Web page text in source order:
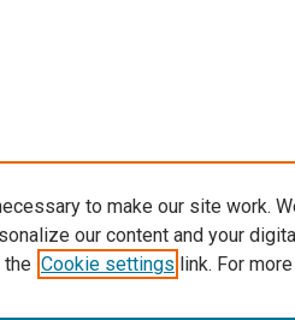
to make our site work.
our content and your
Cookie settings link. For